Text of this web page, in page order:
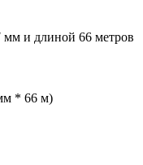
и длиной 66 метров
* 66 м)